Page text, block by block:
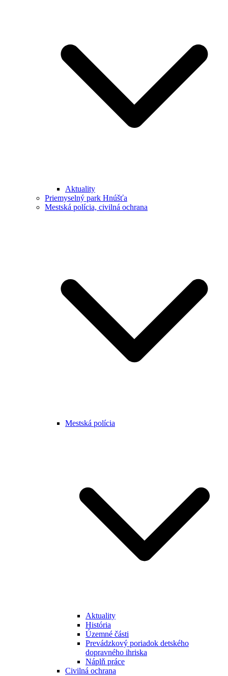
Aktuality
Priemyselný park Hnúšťa
Mestská polícia, civilná ochrana
Mestská polícia
Aktuality
História
Územné části
Prevádzkový poriadok detského
dopravného ihriska
Náplň práce
Civilná ochrana